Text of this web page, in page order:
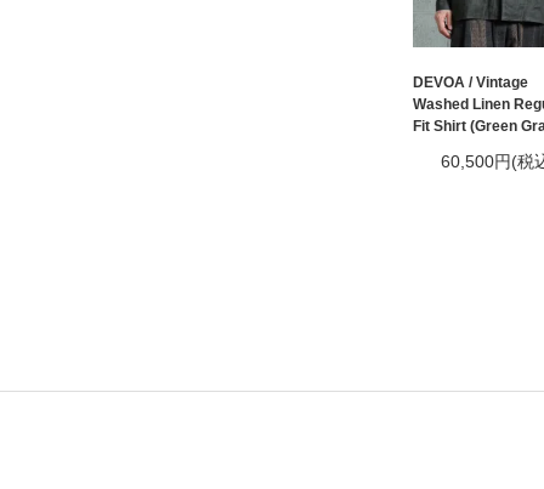
DEVOA / Vintage
Washed Linen
Fit Shirt (Green
60,500円(税